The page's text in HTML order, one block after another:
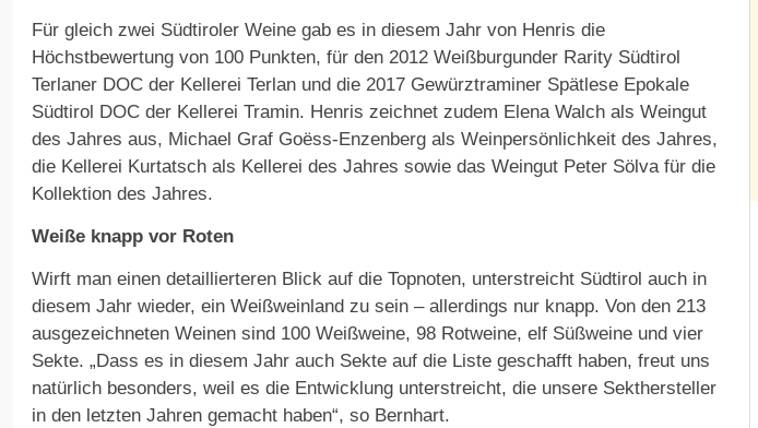
Für gleich zwei Südtiroler Weine gab es in diesem Jahr von Henris die
Höchstbewertung von 100 Punkten, für den 2012 Weißburgunder Rarity Südtirol
Terlaner DOC der Kellerei Terlan und die 2017 Gewürztraminer Spätlese Epokale
Südtirol DOC der Kellerei Tramin. Henris zeichnet zudem Elena Walch als Weingut
des Jahres aus, Michael Graf Goëss-Enzenberg als Weinpersönlichkeit des Jahres,
die Kellerei Kurtatsch als Kellerei des Jahres sowie das Weingut Peter Sölva für die
Kollektion des Jahres.
Weiße knapp vor Roten
Wirft man einen detaillierteren Blick auf die Topnoten, unterstreicht Südtirol auch in
diesem Jahr wieder, ein Weißweinland zu sein – allerdings nur knapp. Von den 213
ausgezeichneten Weinen sind 100 Weißweine, 98 Rotweine, elf Süßweine und vier
Sekte. „Dass es in diesem Jahr auch Sekte auf die Liste geschafft haben, freut uns
natürlich besonders, weil es die Entwicklung unterstreicht, die unsere Sekthersteller
in den letzten Jahren gemacht haben“, so Bernhart.